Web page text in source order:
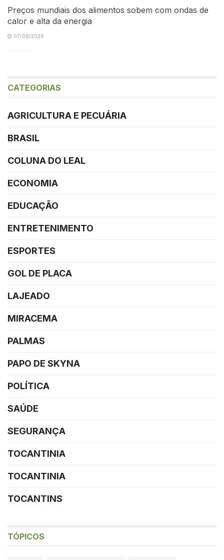
Preços mundiais dos alimentos sobem com ondas de
calor e alta da energia
07/08/2026
CATEGORIAS
AGRICULTURA E PECUÁRIA
BRASIL
COLUNA DO LEAL
ECONOMIA
EDUCAÇÃO
ENTRETENIMENTO
ESPORTES
GOL DE PLACA
LAJEADO
MIRACEMA
PALMAS
PAPO DE SKYNA
POLÍTICA
SAÚDE
SEGURANÇA
TOCANTINIA
TOCANTINIA
TOCANTINS
TÓPICOS